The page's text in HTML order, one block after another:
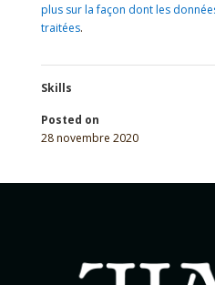
plus sur la façon dont les
traitées.
Skills
Posted on
28 novembre 2020